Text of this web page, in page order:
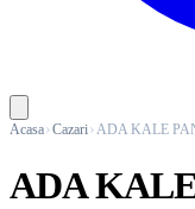
Acasa Cazari ADA KALE
ADA